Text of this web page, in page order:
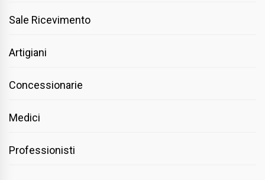
Sale Ricevimento
Artigiani
Concessionarie
Medici
Professionisti